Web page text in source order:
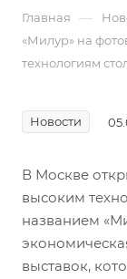
Главная —
«Милур» на
технологиям
Новости
В Москве
высоким
названием
выставок,